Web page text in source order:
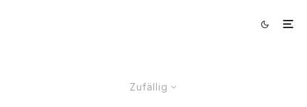
Zufällig